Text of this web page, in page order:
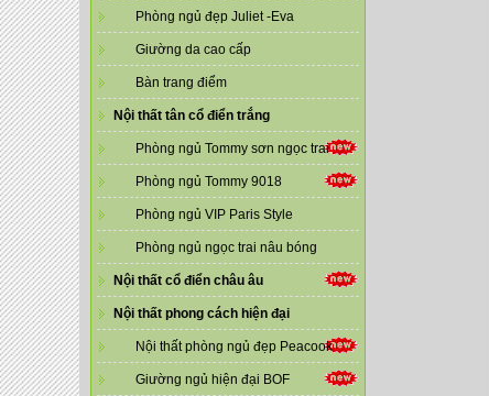
Phòng ngủ đẹp Juliet -Eva
Giường da cao cấp
Bàn trang điểm
Nội thất tân cổ điển trắng
Phòng ngủ Tommy sơn ngọc trai
Phòng ngủ Tommy 9018
Phòng ngủ VIP Paris Style
Phòng ngủ ngọc trai nâu bóng
Nội thất cổ điển châu âu
Nội thất phong cách hiện đại
Nội thất phòng ngủ đẹp Peacook
Giường ngủ hiện đại BOF